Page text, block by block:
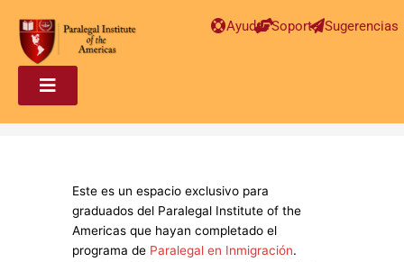
Ayuda Soporte Sugerencias
Este es un espacio exclusivo para
graduados del Paralegal Institute of the
Americas que hayan completado el
programa de Paralegal en Inmigración.